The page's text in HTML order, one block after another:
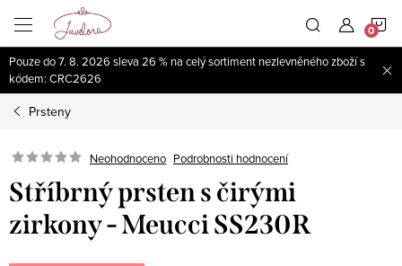
obsah
Pouze do 7. 8. 2026 sleva 26 % na celý sortiment nezlevněného zboží s
kódem: CRC2626
Prsteny
Neohodnoceno Podrobnosti hodnocení
Stříbrný prsten s čirými
zirkony - Meucci SS230R